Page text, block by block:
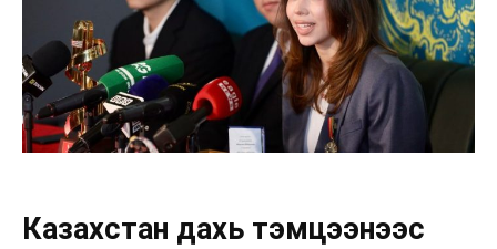
Казахстан дахь тэмцээнээс